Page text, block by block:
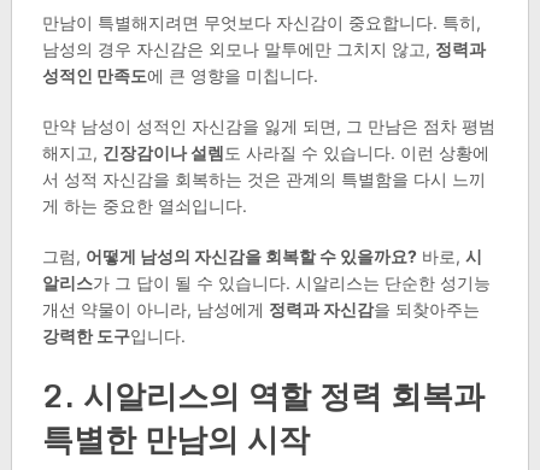
만남이 특별해지려면 무엇보다 자신감이 중요합니다. 특히,
남성의 경우 자신감은 외모나 말투에만 그치지 않고, 정력과
성적인 만족도에 큰 영향을 미칩니다.
만약 남성이 성적인 자신감을 잃게 되면, 그 만남은 점차 평범
해지고, 긴장감이나 설렘도 사라질 수 있습니다. 이런 상황에
서 성적 자신감을 회복하는 것은 관계의 특별함을 다시 느끼
게 하는 중요한 열쇠입니다.
그럼, 어떻게 남성의 자신감을 회복할 수 있을까요?바로, 시
알리스가 그 답이 될 수 있습니다. 시알리스는 단순한 성기능
개선 약물이 아니라, 남성에게 정력과 자신감을 되찾아주는
강력한 도구입니다.
2. 시알리스의 역할 정력 회복과
특별한 만남의 시작